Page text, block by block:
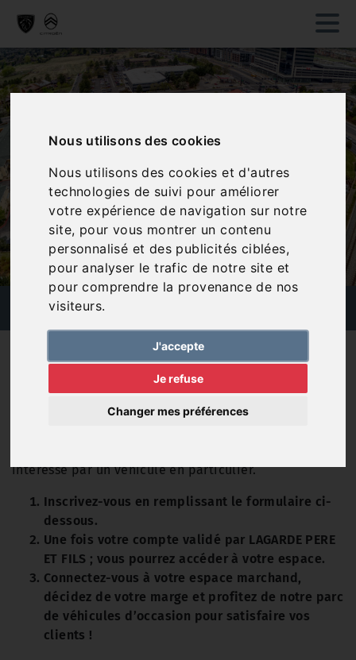
Nous utilisons des cookies
Nous utilisons des cookies et d'autres
technologies de suivi pour améliorer
votre expérience de navigation sur notre
site, pour vous montrer un contenu
personnalisé et des publicités ciblées,
pour analyser le trafic de notre site et
pour comprendre la provenance de nos
visiteurs.
J'accepte
Je refuse
Changer mes préférences
ESPACE MARCHAND
Vous êtes un professionnel ? Profitez d'un espace
marchand dédié !
Grâce à votre accès marchand, vous pouvez visualiser
les prix pro et les frais de remise en état de tous nos
intéressé par un véhicule en particulier.
Inscrivez-vous en remplissant le formulaire ci-
dessous.
Une fois votre compte validé par LAGARDE PERE
ET FILS ; vous pourrez accéder à votre espace.
Connectez-vous à votre espace marchand,
décidez de votre marge et profitez de notre parc
de véhicules d’occasion pour satisfaire vos
clients !